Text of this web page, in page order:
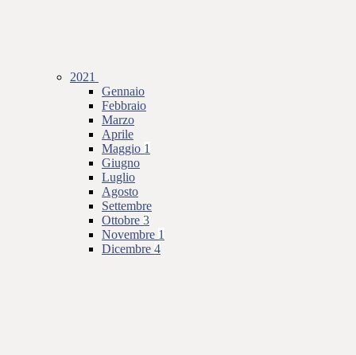
2021
Gennaio
Febbraio
Marzo
Aprile
Maggio 1
Giugno
Luglio
Agosto
Settembre
Ottobre 3
Novembre 1
Dicembre 4